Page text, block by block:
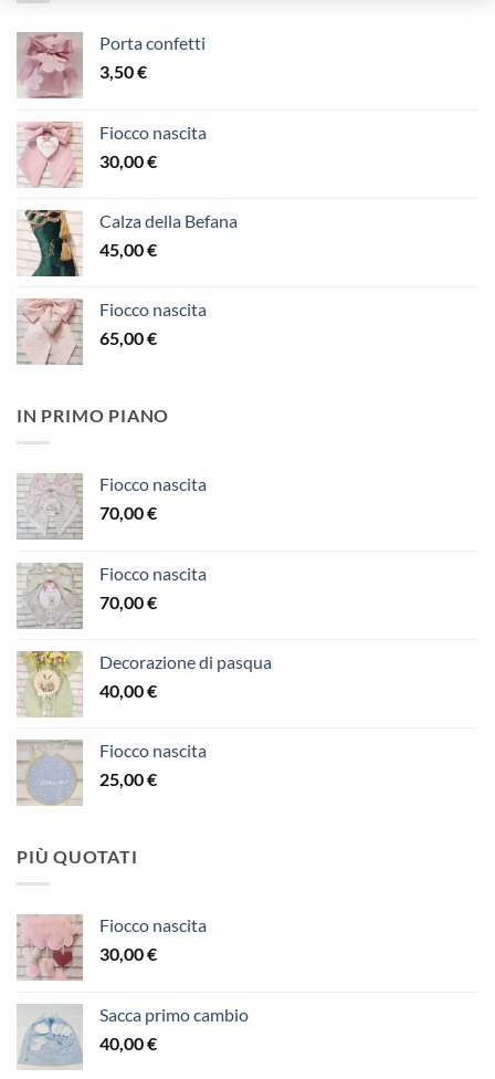
Porta confetti
3,50€
Fiocco nascita
30,00€
Calza della Befana
45,00€
Fiocco nascita
65,00€
IN PRIMO PIANO
Fiocco nascita
70,00€
Fiocco nascita
70,00€
Decorazione di pasqua
40,00€
Fiocco nascita
25,00€
PIÙ QUOTATI
Fiocco nascita
30,00€
Sacca primo cambio
40,00€